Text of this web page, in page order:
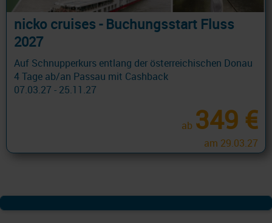
nicko cruises - Buchungsstart Fluss
2027
Auf Schnupperkurs entlang der österreichischen Donau
4 Tage ab/an Passau mit Cashback
07.03.27 - 25.11.27
ab 349 €
am 29.03.27